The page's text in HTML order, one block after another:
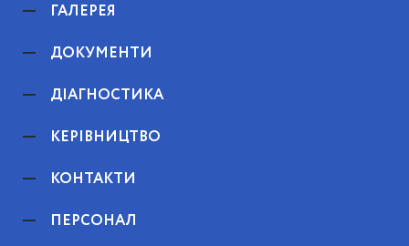
ГАЛЕРЕЯ
ДОКУМЕНТИ
ДІАГНОСТИКА
КЕРІВНИЦТВО
КОНТАКТИ
ПЕРСОНАЛ